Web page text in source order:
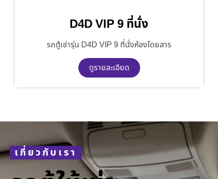
D4D VIP 9 ที่นั่ง
รถตู้เช่ารุ่น D4D VIP 9 ที่นั่งห้องโดยสาร
ดูรายละเอียด
เกี่ยวกับเรา